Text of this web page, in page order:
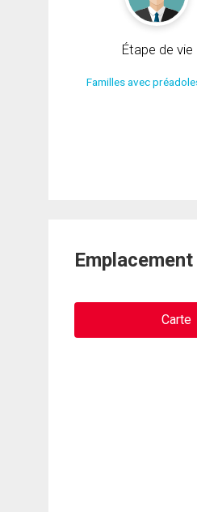
Étape de vie
Familles avec
Carte